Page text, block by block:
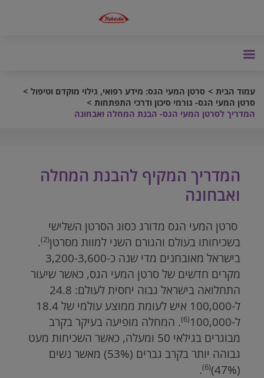
עמוד הבית
סרטן המעי הגס: מידע רפואי, גילוי מוקדם וטיפול
סרטן המעי הגס- גורמי סיכון ודרכי התפתחות
המדריך לסרטן המעי הגס- הבנת המחלה ואבחונה
המדריך המקיף להבנת המחלה
ואבחונה
סרטן המעי הגס מדורג כסוג הסרטן השלישי
בשכיחותו בעולם והגורם השני למוות מסרטן(2)
.
בישראל מאובחנים מדי שנה כ-3,200-3,600
מקרים חדשים של סרטן המעי הגס, כאשר שיעור
התחלואה בישראל גבוה יחסית לעולם: 24.8
ל-100,000 איש לעומת ממוצע עולמי של 18.4
ל-100,000
(6)
. המחלה מופיעה בעיקר בקרב
מבוגרים בגילאי 50 ומעלה, כאשר השכיחות מעט
גבוהה יותר בקרב גברים (53%) מאשר נשים
(47%)
(6)
.